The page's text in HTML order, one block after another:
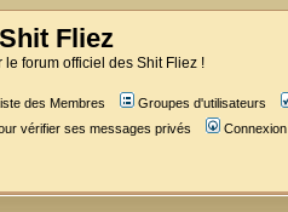
Shit Fliez
le forum officiel des Shit Fliez !
des Membres Groupes d'utilisateurs
vérifier ses messages privés Connexion